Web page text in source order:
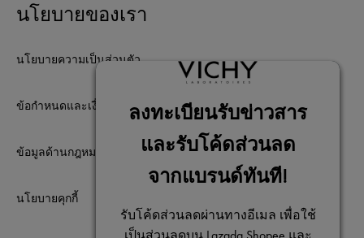
นโยบายของเรา
นโยบายความเป็นส่วนตัว
ข้อกำหนดและเงื่อนไขการใช้เว็บไซต์
ข้อมูลด้านกฎหมาย
นโยบายคุกกี้